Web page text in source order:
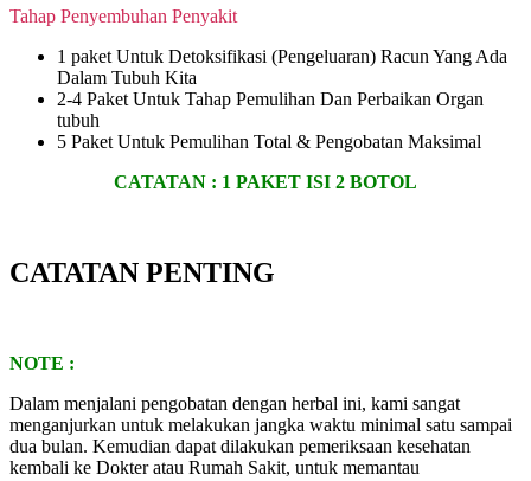
Tahap Penyembuhan Penyakit
1 paket Untuk Detoksifikasi (Pengeluaran) Racun Yang Ada
Dalam Tubuh Kita
2-4 Paket Untuk Tahap Pemulihan Dan Perbaikan Organ
tubuh
5 Paket Untuk Pemulihan Total & Pengobatan Maksimal
CATATAN : 1 PAKET ISI 2 BOTOL
CATATAN PENTING
NOTE :
Dalam menjalani pengobatan dengan herbal ini, kami sangat
menganjurkan untuk melakukan jangka waktu minimal satu sampai
dua bulan. Kemudian dapat dilakukan pemeriksaan kesehatan
kembali ke Dokter atau Rumah Sakit, untuk memantau